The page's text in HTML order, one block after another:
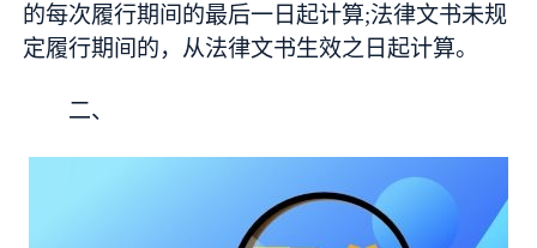
的每次履行期间的最后一日起计算;法律文书未规
定履行期间的，从法律文书生效之日起计算。
二、